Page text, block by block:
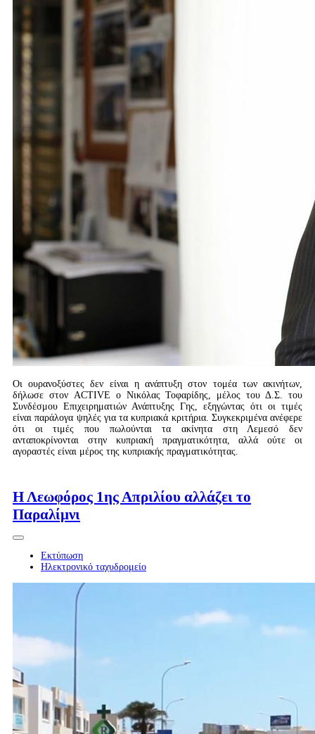
Οι ουρανοξύστες δεν είναι η ανάπτυξη στον τομέα των ακινήτων,
δήλωσε στον ACTIVE o Nικόλας Τοφαρίδης, μέλος του Δ.Σ. του
Συνδέσμου Επιχειρηματιών Ανάπτυξης Γης, εξηγώντας ότι οι τιμές
είναι παράλογα ψηλές για τα κυπριακά κριτήρια. Συγκεκριμένα ανέφερε
ότι οι τιμές που πωλούνται τα ακίνητα στη Λεμεσό δεν
ανταποκρίνονται στην κυπριακή πραγματικότητα, αλλά ούτε οι
αγοραστές είναι μέρος της κυπριακής πραγματικότητας.
Η Λεωφόρος 1ης Απριλίου αλλάζει το
Παραλίμνι
Εκτύπωση
Ηλεκτρονικό ταχυδρομείο